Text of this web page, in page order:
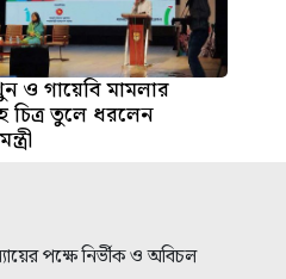
ও গায়েবি মামলার
চিত্র তুলে ধরলেন
পক্ষে নির্ভীক ও অবিচল